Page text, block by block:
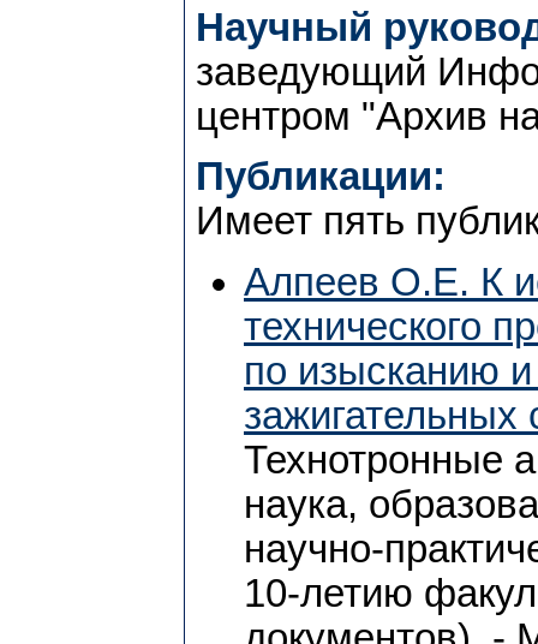
Научный
заведующий
центром "Архив
Публикации:
Имеет пять
Алпеев О.Е. К
технического
по изысканию
зажигательных
Технотронные
наука,
научно-
10-летию